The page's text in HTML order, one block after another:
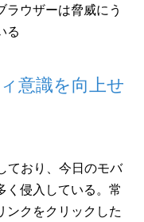
ラウザーは脅威にう
る
意識を向上せ
ており、今日のモバ
く侵入している。常
ンクをクリックした